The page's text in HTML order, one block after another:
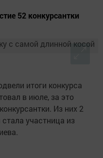
52 конкурсантки
итоги конкурса
в июле, за это
Из них 2
участница из